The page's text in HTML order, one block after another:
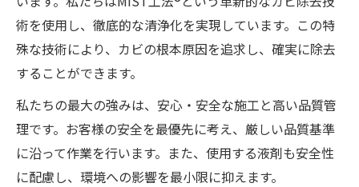
術を使用し、徹底的な清浄化を実現しています。この特
殊な技術により、カビの根本原因を追求し、確実に除去
することができます。
私たちの最大の強みは、安心・安全な施工と高い品質管
理です。お客様の安全を最優先に考え、厳しい品質基準
に沿って作業を行います。また、使用する液剤も安全性
に配慮し、環境への影響を最小限に抑えます。